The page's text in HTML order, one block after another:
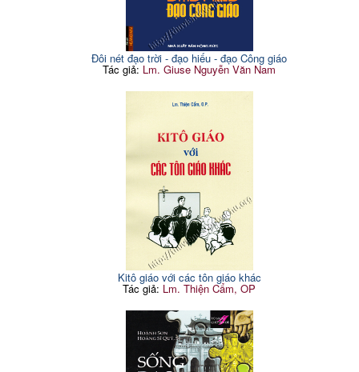
Đôi nét đạo trời - đạo hiếu - đạo Công giáo
Tác giả: Lm. Giuse Nguyễn Văn Nam
Kitô giáo với các tôn giáo khác
Tác giả: Lm. Thiện Cẩm, OP